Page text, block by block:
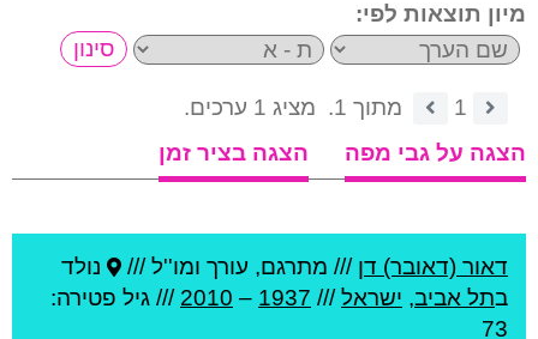
מיון תוצאות לפי:
1 מתוך 1.
מציג 1 ערכים.
הצגה על גבי מפה
הצגה בציר זמן
דאור (דאובר) דן /// מתרגם, עורך ומו''ל ///
נולד
בתל אביב, ישראל///
1937
–
2010 /// גיל פטירה:
73